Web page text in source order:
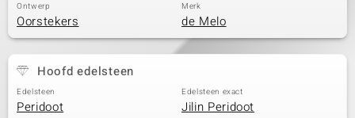
Ontwerp
Oorstekers
Merk
de Melo
Hoofd edelsteen
Edelsteen
Peridoot
Edelsteen exact
Jilin Peridoot